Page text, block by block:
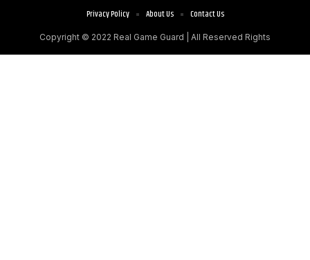
Copyright © 2022 Real Game Guard | All Reserved Rights
Privacy Policy About Us Contact Us